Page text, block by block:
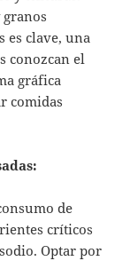
es clave, una
conozcan el
gráfica
comidas
de
críticos
Optar por